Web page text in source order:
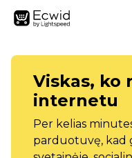
Viskas, ko
internetu
Per kelias
parduotuvę, kad